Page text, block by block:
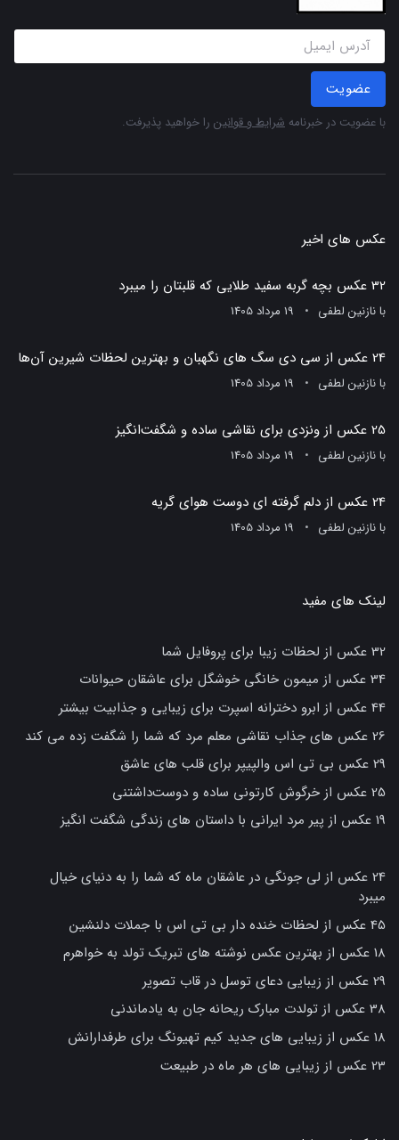
عضویت
با عضویت در خبرنامه شرایط و قوانین را خواهید پذیرفت.
عکس های اخیر
32 عکس بچه گربه سفید طلایی که قلبتان را میبرد
بانازنین لطفی 19 مرداد 1405
24 عکس از سی دی سگ های نگهبان و بهترین لحظات شیرین آن‌ها
بانازنین لطفی 19 مرداد 1405
25 عکس از ونزدی برای نقاشی ساده و شگفت‌انگیز
بانازنین لطفی 19 مرداد 1405
24 عکس از دلم گرفته ای دوست هوای گریه
بانازنین لطفی 19 مرداد 1405
لینک های مفید
32 عکس از لحظات زیبا برای پروفایل شما
34 عکس از میمون خانگی خوشگل برای عاشقان حیوانات
44 عکس از ابرو دخترانه اسپرت برای زیبایی و جذابیت بیشتر
26 عکس های جذاب نقاشی معلم مرد که شما را شگفت زده می کند
29 عکس بی تی اس والپیپر برای قلب های عاشق
25 عکس از خرگوش کارتونی ساده و دوست‌داشتنی
19 عکس از پیر مرد ایرانی با داستان های زندگی شگفت انگیز
24 عکس از لی جونگی در عاشقان ماه که شما را به دنیای خیال
میبرد
45 عکس از لحظات خنده دار بی تی اس با جملات دلنشین
18 عکس از بهترین عکس نوشته های تبریک تولد به خواهرم
29 عکس از زیبایی دعای توسل در قاب تصویر
38 عکس از تولدت مبارک ریحانه جان به یادماندنی
18 عکس از زیبایی های جدید کیم تهیونگ برای طرفدارانش
23 عکس از زیبایی های هر ماه در طبیعت